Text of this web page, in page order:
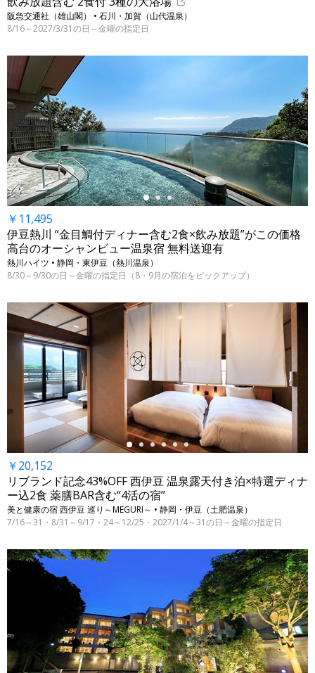
阪急交通社（雄山閣） • 石川・加賀（山代温泉）
8/16～2027/3/31の日～金曜の指定日
←
￥11,495
伊豆熱川 “金目鯛付ディナー含む2食×飲み放題”がこの価格
高台のオーシャンビュー温泉宿 無料送迎有
熱川ハイツ • 静岡・東伊豆（熱川温泉）
8/30～9/30の日～金曜の指定日（8・9月の宿泊をピックアップ）
←
￥20,152
リブランド記念43%OFF 西伊豆 温泉露天付き泊×特選ディナ
ー込2食 薬膳BAR含む“4活の宿”
美と健康の宿 西伊豆 巡り～MEGURI～ • 静岡・伊豆（土肥温泉）
7/16～31・8/31～9/17・24～12/25・2027/1/4～31の日～金曜の指定日